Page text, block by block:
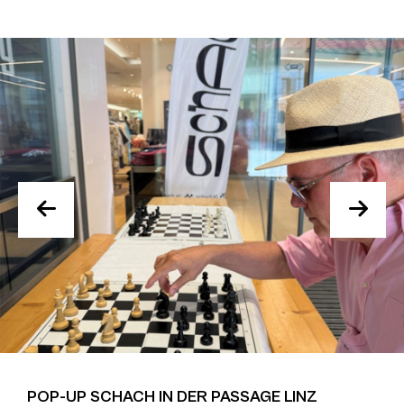
POP-UP SCHACH IN DER PASSAGE LINZ